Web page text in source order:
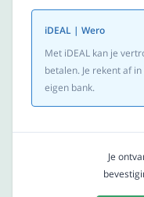
iDEAL | Wero
Met iDEAL kan je
betalen. Je rekent af
eigen bank.
Je